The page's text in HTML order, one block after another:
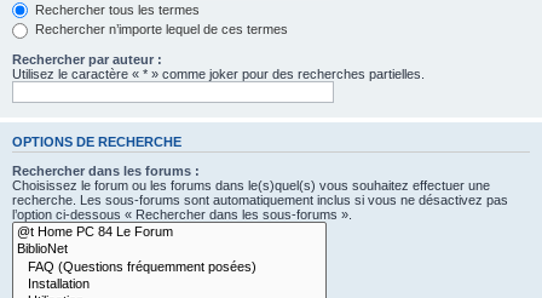
Rechercher tous les termes
Rechercher n’importe lequel de ces termes
Rechercher par auteur :
Utilisez le caractère « * » comme joker pour des recherches partielles.
OPTIONS DE RECHERCHE
Rechercher dans les forums :
Choisissez le forum ou les forums dans le(s)quel(s) vous souhaitez effectuer une
recherche. Les sous-forums sont automatiquement inclus si vous ne désactivez pas
l’option ci-dessous « Rechercher dans les sous-forums ».